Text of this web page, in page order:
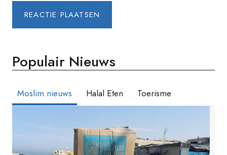
Populair Nieuws
Moslim nieuws Halal Eten Toerisme